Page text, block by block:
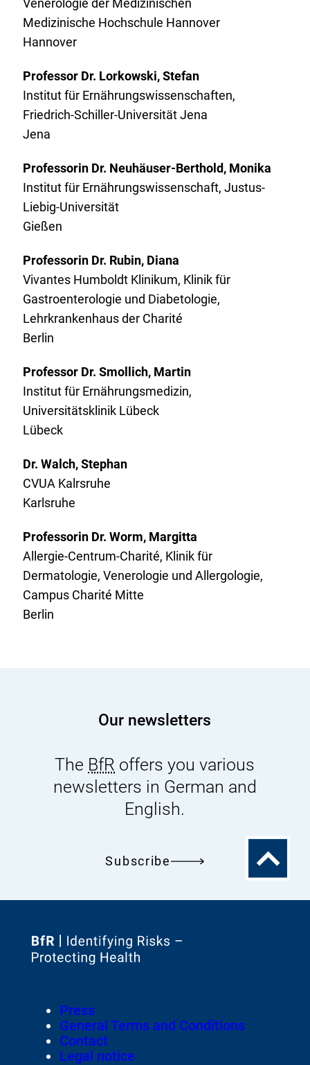
Venerologie der Medizinischen
Medizinische Hochschule Hannover
Hannover
Professor Dr. Lorkowski, Stefan
Institut für Ernährungswissenschaften,
Friedrich-Schiller-Universität Jena
Jena
Professorin Dr. Neuhäuser-Berthold, Monika
Institut für Ernährungswissenschaft, Justus-
Liebig-Universität
Gießen
Professorin Dr. Rubin, Diana
Vivantes Humboldt Klinikum, Klinik für
Gastroenterologie und Diabetologie,
Lehrkrankenhaus der Charité
Berlin
Professor Dr. Smollich, Martin
Institut für Ernährungsmedizin,
Universitätsklinik Lübeck
Lübeck
Dr. Walch, Stephan
CVUA Kalrsruhe
Karlsruhe
Professorin Dr. Worm, Margitta
Allergie-Centrum-Charité, Klinik für
Dermatologie, Venerologie und Allergologie,
Campus Charité Mitte
Berlin
Our newsletters
The BfR offers you various
newsletters in German and
English.
Subscribe
To
the
top
To
the
Footer
Meta-
Navigation
Press
General Terms and Conditions
Contact
Legal notice